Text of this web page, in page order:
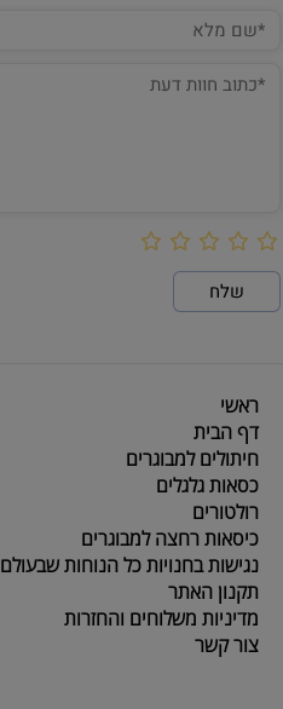
ראשי
דף הבית
חיתולים למבוגרים
כסאות גלגלים
רולטורים
כיסאות רחצה למבוגרים
נגישות בחנויות כל הנוחות שבעולם
תקנון האתר
מדיניות משלוחים והחזרות
צור קשר